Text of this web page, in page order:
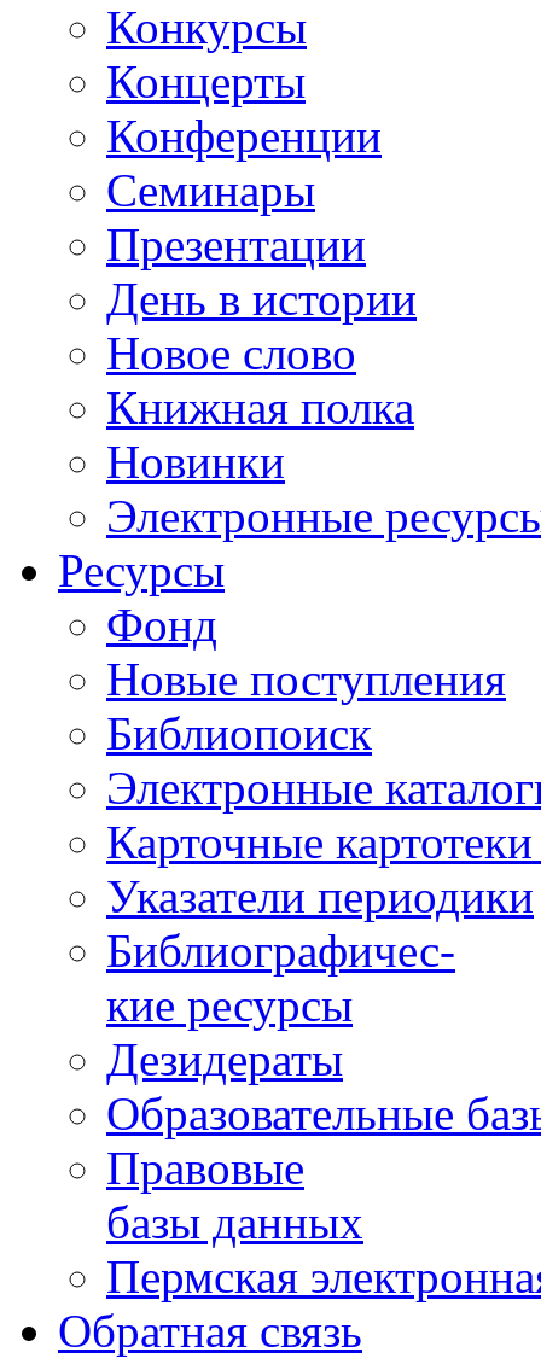
Конкурсы
Концерты
Конференции
Семинары
Презентации
День в истории
Новое слово
Книжная полка
Новинки
Электронные
Ресурсы
Фонд
Новые поступления
Библиопоиск
Электронные
Карточные
Указатели периодики
Библиографичес-
кие ресурсы
Дезидераты
Образовательные
Правовые
базы данных
Пермская
Обратная связь